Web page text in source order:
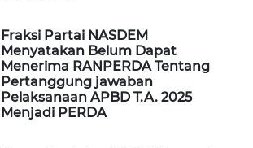
Fraksi Partai NASDEM
Menyatakan Belum Dapat
Menerima RANPERDA Tentang
Pertanggung jawaban
Pelaksanaan APBD T.A. 2025
Menjadi PERDA